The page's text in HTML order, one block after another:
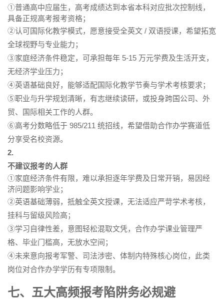
①普通高中应届生，高考成绩达到本省本科对应批次控制线，
具备正规高考报考资格；
②认可国际化教学模式，愿意接受全英文 / 双语授课，希望拓宽
全球视野与专业能力；
③家庭经济条件稳定，可承担每年 5-15 万元学费及生活开支，
无经济学业压力；
④英语基础良好，能够适配国际化教学节奏与学术考核要求；
⑤职业与升学规划清晰，有志继续读研，或投身跨国公司、外
贸、国际相关工作的人群。
⑥高考分数略低于 985/211 统招线，希望借助合作办学赛道低
分享受名校资源。
2.
不建议报考的人群
①家庭经济条件有限，难以承担逐年学费及日常开销，易因经
济问题影响学业；
②英语基础薄弱，抵触全英文授课，无法适应严苛学术考核，
挂科与留级风险高；
③学习自律性差，意图轻松混取文凭，合作办学课业管理严
格、毕业门槛高，无放水空间；
④未来意向报考军警、司法涉密、体制内特殊核心岗位，此类
岗位对合作办学学历有专项限制。
七、五大高频报考陷阱务必规避